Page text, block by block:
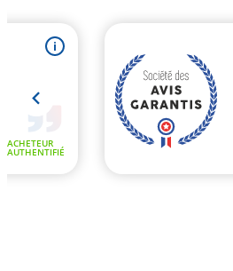
i
ACHETEUR
AUTHENTIFIÉ